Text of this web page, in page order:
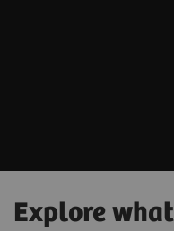
Explore